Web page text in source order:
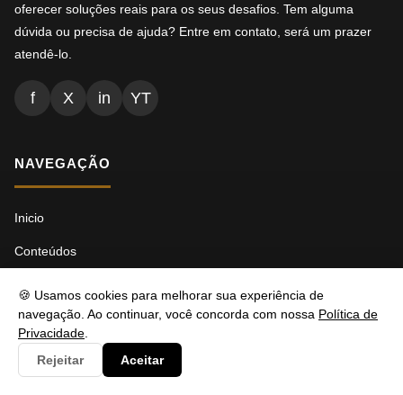
🍪 Usamos cookies para melhorar sua experiência de
navegação. Ao continuar, você concorda com nossa Política de
Privacidade
Rejeitar
Aceitar
oferecer soluções reais para os seus desafios. Tem alguma
dúvida ou precisa de ajuda? Entre em contato, será um prazer
atendê-lo.
f X in YT
NAVEGAÇÃO
Inicio
Conteúdos
Ads.txt
Llms.txt